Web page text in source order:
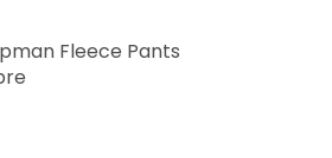
Fleece Pants